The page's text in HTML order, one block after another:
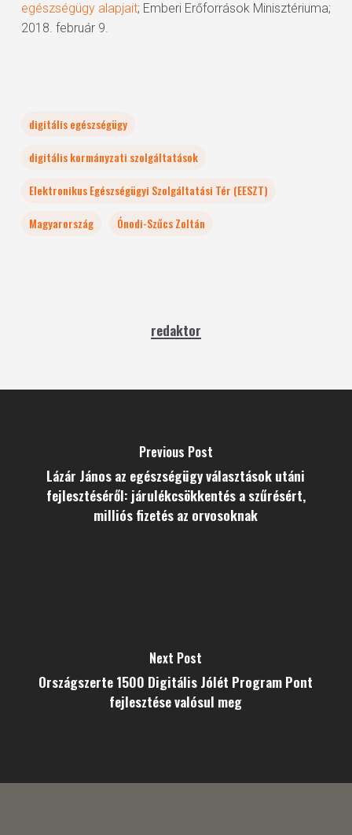
egészségügy alapjait; Emberi Erőforrások Minisztériuma;
2018. február 9.
digitális egészségügy
digitális kormányzati szolgáltatások
Elektronikus Egészségügyi Szolgáltatási Tér (EESZT)
Magyarország
Ónodi-Szűcs Zoltán
redaktor
Previous Post
Lázár János az egészségügy választások utáni
fejlesztéséről: járulékcsökkentés a szűrésért,
milliós fizetés az orvosoknak
Next Post
Országszerte 1500 Digitális Jólét Program Pont
fejlesztése valósul meg